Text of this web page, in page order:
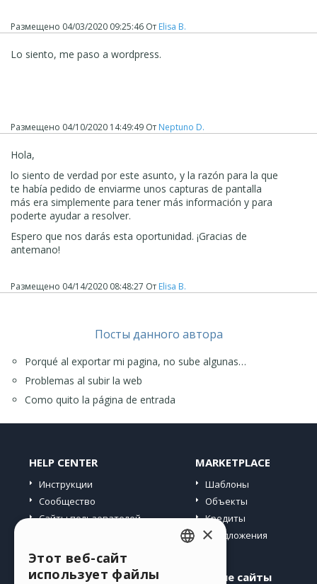
Размещено 04/03/2020 09:25:46 От Elisa B.
Lo siento, me paso a wordpress.
Размещено 04/10/2020 14:49:49 От Neptuno D.
Hola,
lo siento de verdad por este asunto, y la razón para la que
te había pedido de enviarme unos capturas de pantalla
más era simplemente para tener más información y para
poderte ayudar a resolver.
Espero que nos darás esta oportunidad. ¡Gracias de
antemano!
Размещено 04/14/2020 08:48:27 От Elisa B.
Посты данного автора
Porqué al exportar mi pagina, no sube algunas…
Problemas al subir la web
Como quito la página de entrada
HELP CENTER
Инструкции
Сообщество
Сайты пользователей
MARKETPLACE
Шаблоны
Объекты
Кредиты
Предложения
Профиль Другие сайты
×
Этот веб-сайт
использует файлы